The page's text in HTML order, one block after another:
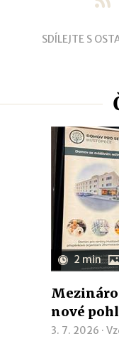
SDÍLEJTE S
2 min
nové
3. 7. 2026 ·